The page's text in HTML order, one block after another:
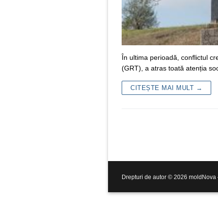
În ultima perioadă, conflictul
(GRT), a atras toată atenția
CITEȘTE MAI MULT →
Drepturi de autor © 2026 moldNova